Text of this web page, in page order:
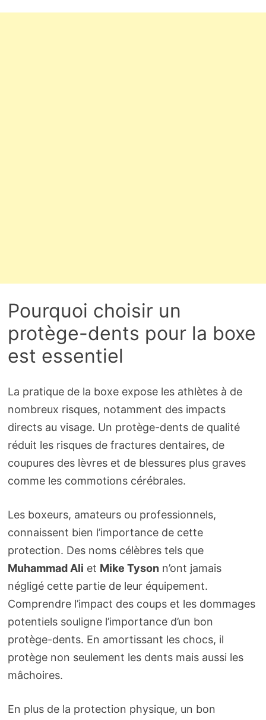
Pourquoi choisir un
protège-dents pour la boxe
est essentiel
La pratique de la boxe expose les athlètes à de
nombreux risques, notamment des impacts
directs au visage. Un protège-dents de qualité
réduit les risques de fractures dentaires, de
coupures des lèvres et de blessures plus graves
comme les commotions cérébrales.
Les boxeurs, amateurs ou professionnels,
connaissent bien l’importance de cette
protection. Des noms célèbres tels que
Muhammad Ali et Mike Tyson n’ont jamais
négligé cette partie de leur équipement.
Comprendre l’impact des coups et les dommages
potentiels souligne l’importance d’un bon
protège-dents. En amortissant les chocs, il
protège non seulement les dents mais aussi les
mâchoires.
En plus de la protection physique, un bon